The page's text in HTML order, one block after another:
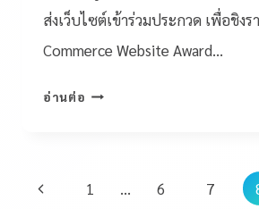
ส่งเว็บไซต์เข้าร่วมประกวด เพื่อชิง
Commerce Website Award…
อ่านต่อ
1 … 6 7